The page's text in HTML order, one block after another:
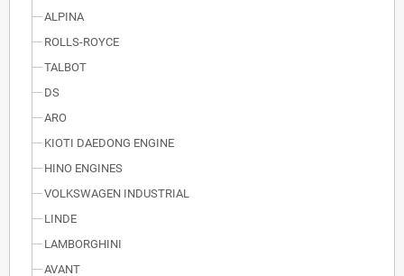
ALPINA
ROLLS-ROYCE
TALBOT
DS
ARO
KIOTI DAEDONG ENGINE
HINO ENGINES
VOLKSWAGEN INDUSTRIAL
LINDE
LAMBORGHINI
AVANT